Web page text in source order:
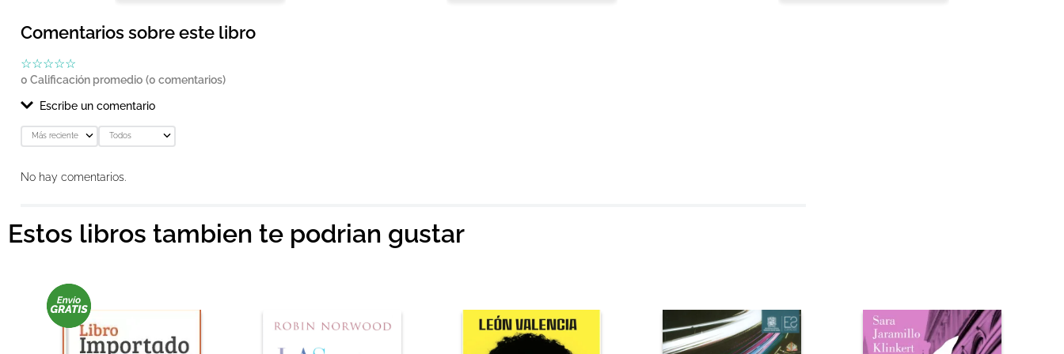
Comentarios sobre este libro
☆☆☆☆☆
0 Calificación promedio (0 comentarios)
Escribe un comentario
Agregar comentario
★★★
Tu nombre
Más reciente Todos
No hay comentarios.
Estos libros tambien te podrian gustar